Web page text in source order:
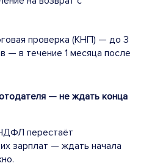
проверка (КНП) — до 3
— в течение 1 месяца после
— не ждать конца
перестаёт
зарплат — ждать начала